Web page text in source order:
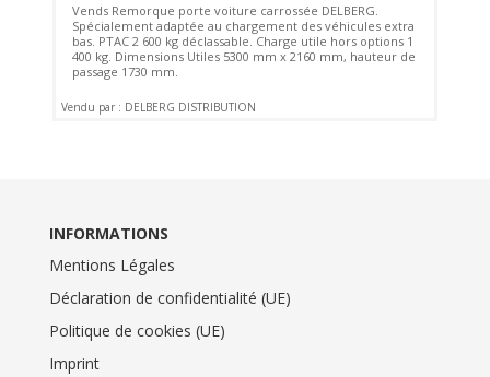
Vends Remorque porte voiture carrossée DELBERG.
Spécialement adaptée au chargement des véhicules extra
bas. PTAC 2 600 kg déclassable. Charge utile hors options 1
400 kg. Dimensions Utiles 5300 mm x 2160 mm, hauteur de
passage 1730 mm.
Vendu par : DELBERG DISTRIBUTION
INFORMATIONS
Mentions Légales
Déclaration de confidentialité (UE)
Politique de cookies (UE)
Imprint